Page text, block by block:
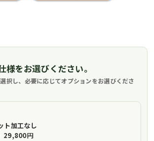
様をお選びください。
択し、必要に応じてオプションをお選びくださ
ト加工なし
29,800円